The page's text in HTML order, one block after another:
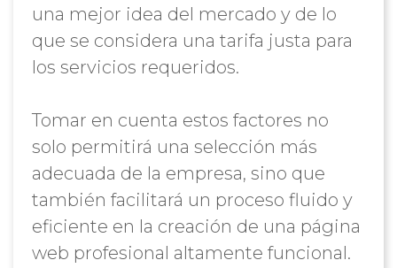
una mejor idea del mercado y de lo
que se considera una tarifa justa para
los servicios requeridos.
Tomar en cuenta estos factores no
solo permitirá una selección más
adecuada de la empresa, sino que
también facilitará un proceso fluido y
eficiente en la creación de una página
web profesional altamente funcional.